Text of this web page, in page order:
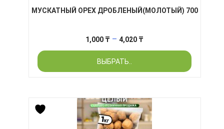
МУСКАТНЫЙ ОРЕХ ДРОБЛЕНЫЙ(МОЛОТЫЙ) 700
1,000 ₸ – 4,020 ₸
цен:
–
ВЫБРАТЬ..